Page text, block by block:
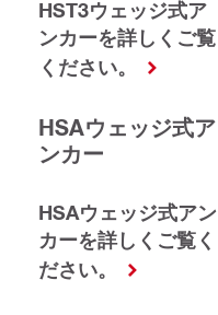
HST3ウェッジ式ア
ンカーを詳しくご覧
ください。
HSAウェッジ式ア
ンカー
HSAウェッジ式アン
カーを詳しくご覧く
ださい。